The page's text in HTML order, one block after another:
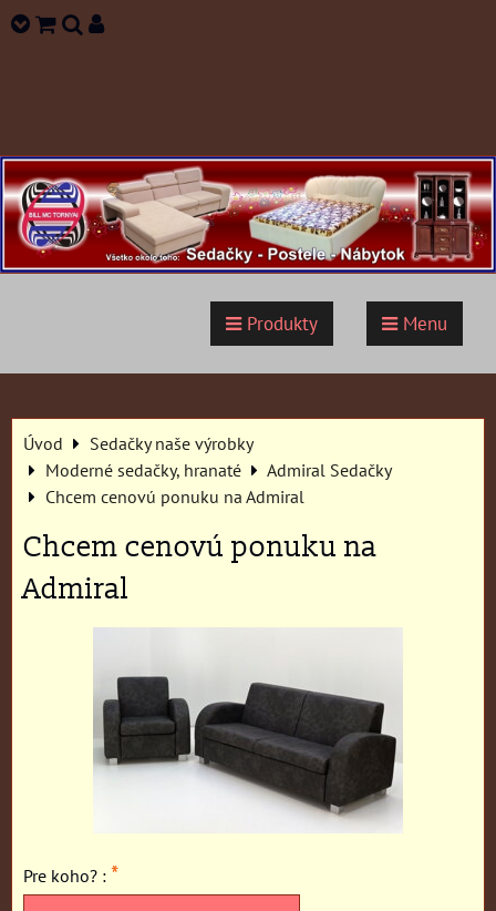
Produkty Menu
Úvod
Sedačky naše výrobky
Moderné sedačky, hranaté
Admiral Sedačky
Chcem cenovú ponuku na Admiral
Chcem cenovú ponuku na
Admiral
Pre koho? : *